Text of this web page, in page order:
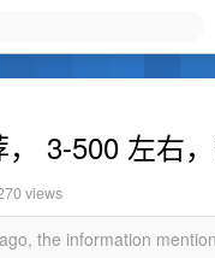
3-500 左右
views
the information